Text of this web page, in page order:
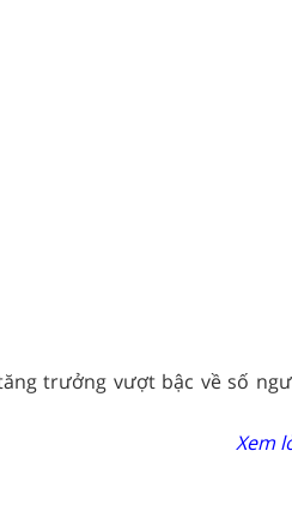
trưởng vượt bậc về số
Xem